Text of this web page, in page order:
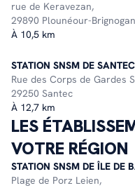
rue de Keravezan,
29890 Plounéour-
À 10,5 km
STATION SNSM DE SANTEC
Rue des Corps de Gardes
29250 Santec
À 12,7 km
LES
VOTRE RÉGION
STATION SNSM DE ÎLE DE
Plage de Porz Leien,